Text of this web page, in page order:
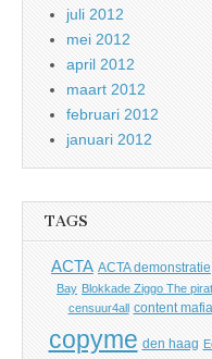
juli 2012
mei 2012
april 2012
maart 2012
februari 2012
januari 2012
TAGS
ACTA ACTA demonstratie
Bay Blokkade Ziggo The
censuur4all content mafia
copyme den haag